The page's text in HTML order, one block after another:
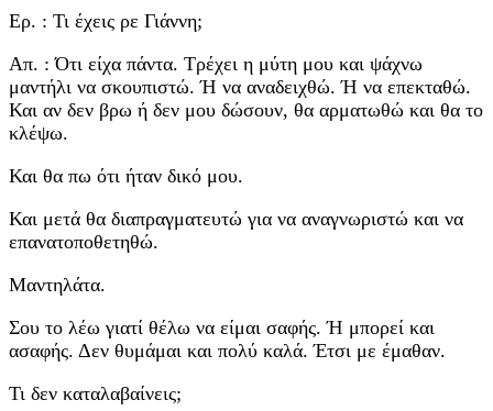
Ερ. : Τι έχεις ρε Γιάννη;
Απ. : Ότι είχα πάντα. Τρέχει η μύτη μου και ψάχνω
μαντήλι να σκουπιστώ. Ή να αναδειχθώ. Ή να επεκταθώ.
Και αν δεν βρω ή δεν μου δώσουν, θα αρματωθώ και θα το
κλέψω.
Και θα πω ότι ήταν δικό μου.
Και μετά θα διαπραγματευτώ για να αναγνωριστώ και να
επανατοποθετηθώ.
Μαντηλάτα.
Σου το λέω γιατί θέλω να είμαι σαφής. Ή μπορεί και
ασαφής. Δεν θυμάμαι και πολύ καλά. Έτσι με έμαθαν.
Τι δεν καταλαβαίνεις;